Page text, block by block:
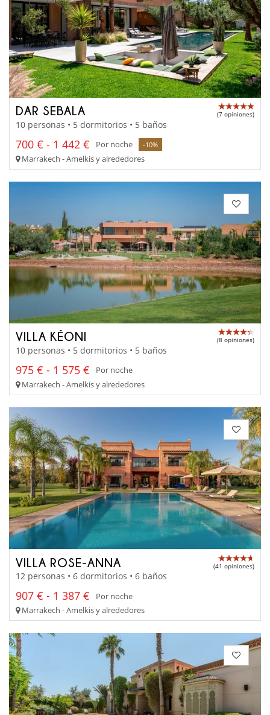
DAR SEBALA (7 opiniones)
10 personas • 5 dormitorios • 5 baños
700 € - 1 442 € Por noche -10%
Marrakech - Amelkis y alrededores
VILLA KÉONI (8 opiniones)
10 personas • 5 dormitorios • 5 baños
975 € - 1 575 €
Por noche
Marrakech - Amelkis y alrededores
VILLA ROSE-ANNA (41 opiniones)
12 personas • 6 dormitorios • 6 baños
907 € - 1 387 €
Por noche
Marrakech - Amelkis y alrededores